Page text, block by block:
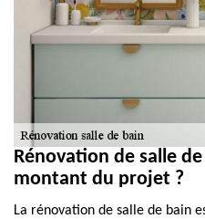
Rénovation de salle
montant du projet ?
La rénovation de salle de bain